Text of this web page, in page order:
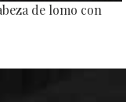
de lomo con